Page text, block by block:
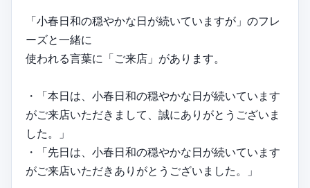
「小春日和の穏やかな日が続いていますが」のフレ
ーズと一緒に
使われる言葉に「ご来店」があります。
・「本日は、小春日和の穏やかな日が続いています
がご来店いただきまして、誠にありがとうございま
した。」
・「先日は、小春日和の穏やかな日が続いています
がご来店いただきありがとうございました。」